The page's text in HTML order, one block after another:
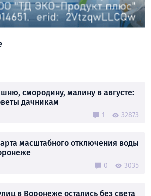
смородину, малину в августе:
дачникам
1 32873
масштабного отключения воды
0 3035
в Воронеже остались без света